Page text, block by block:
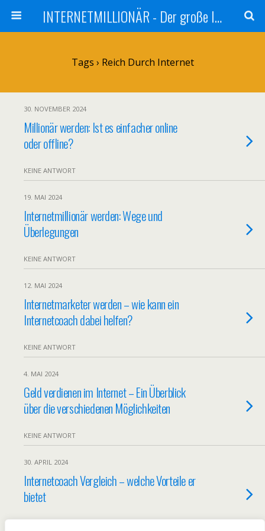
INTERNETMILLIONÄR - Der große Internetmarketer Vergleich
Tags › Reich Durch Internet
30. NOVEMBER 2024
Millionär werden: Ist es einfacher online
oder offline?
KEINE ANTWORT
19. MAI 2024
Internetmillionär werden: Wege und
Überlegungen
KEINE ANTWORT
12. MAI 2024
Internetmarketer werden – wie kann ein
Internetcoach dabei helfen?
KEINE ANTWORT
4. MAI 2024
Geld verdienen im Internet – Ein Überblick
über die verschiedenen Möglichkeiten
KEINE ANTWORT
30. APRIL 2024
Internetcoach Vergleich – welche Vorteile er
bietet